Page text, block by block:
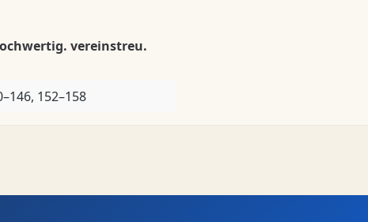
vereinstreu.
152–158